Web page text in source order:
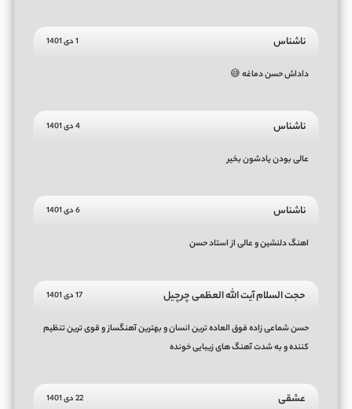
ناشناس 1 دی 1401
داداش حسن دماغه 😅
ناشناس 4 دی 1401
عالی بودن یادشون بخیر
ناشناس 6 دی 1401
اهنگ دلنشین و عالی از استاد حسن
حجت السلام آیت الله العظمی چرچیل 17 دی 1401
حسن شماعی زاده فوق العاده ترین انسان و بهترین آهنگساز و قوی ترین تنظیم
کننده و به شدت آهنگ های زیبایی خونده
عشقی 22 دی 1401